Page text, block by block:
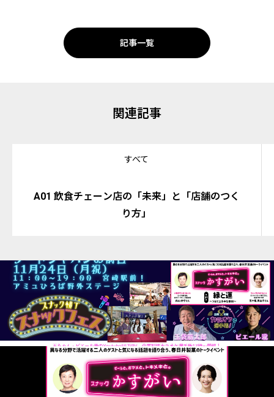
記事一覧
関連記事
すべて
A01 飲食チェーン店の「未来」と「店舗のつく
り方」